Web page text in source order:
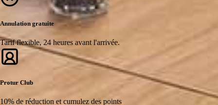
Annulation gratuite
Tarif flexible, 24 heures avant l'arrivée.
Protur Club
10% de réduction et cumulez des points